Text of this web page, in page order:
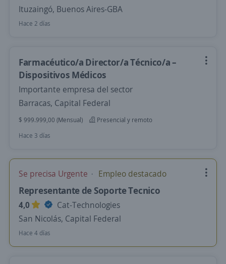
Ituzaingó, Buenos Aires-GBA
Hace 2 días
Farmacéutico/a Director/a Técnico/a –
Dispositivos Médicos
Importante empresa del sector
Barracas, Capital Federal
$ 999.999,00 (Mensual)
Presencial y remoto
Hace 3 días
Se precisa Urgente Empleo destacado
Representante de Soporte Tecnico
4,0
Cat-Technologies
San Nicolás, Capital Federal
Hace 4 días